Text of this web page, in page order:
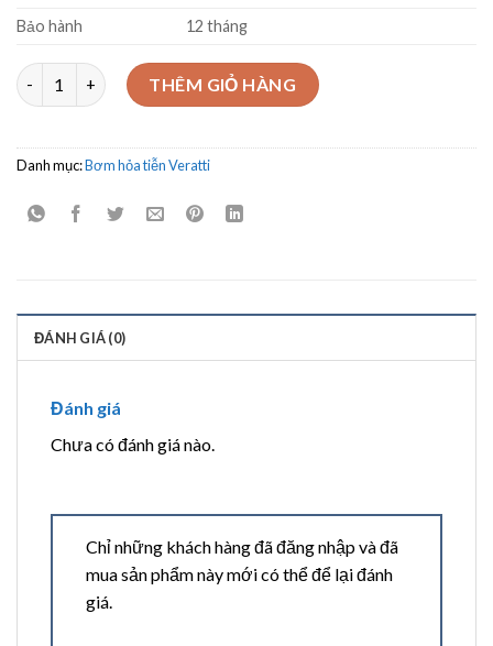
Bảo hành 12 tháng
Bơm chìm giếng khoan - hỏa tiễn Model 6SA45/4– 7.5kW số
THÊM GIỎ HÀNG
Danh mục:Bơm hỏa tiễn Veratti
ĐÁNH GIÁ (0)
Đánh giá
Chưa có đánh giá nào.
Chỉ những khách hàng đã đăng nhập và đã
mua sản phẩm này mới có thể để lại đánh
giá.